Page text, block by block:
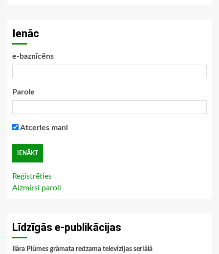
Ienāc
e-baznīcēns
Parole
Atceries mani
Reģistrēties
Aizmirsi paroli
Līdzīgās e-publikācijas
Ilāra Plūmes grāmata redzama televīzijas seriālā